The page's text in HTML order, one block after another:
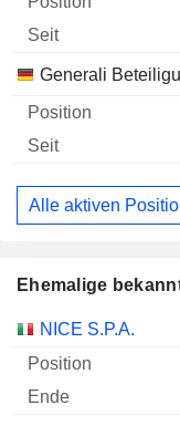
Generali
Alle aktiven
Ehemalige
Unternehmen
NICE S.P.A.